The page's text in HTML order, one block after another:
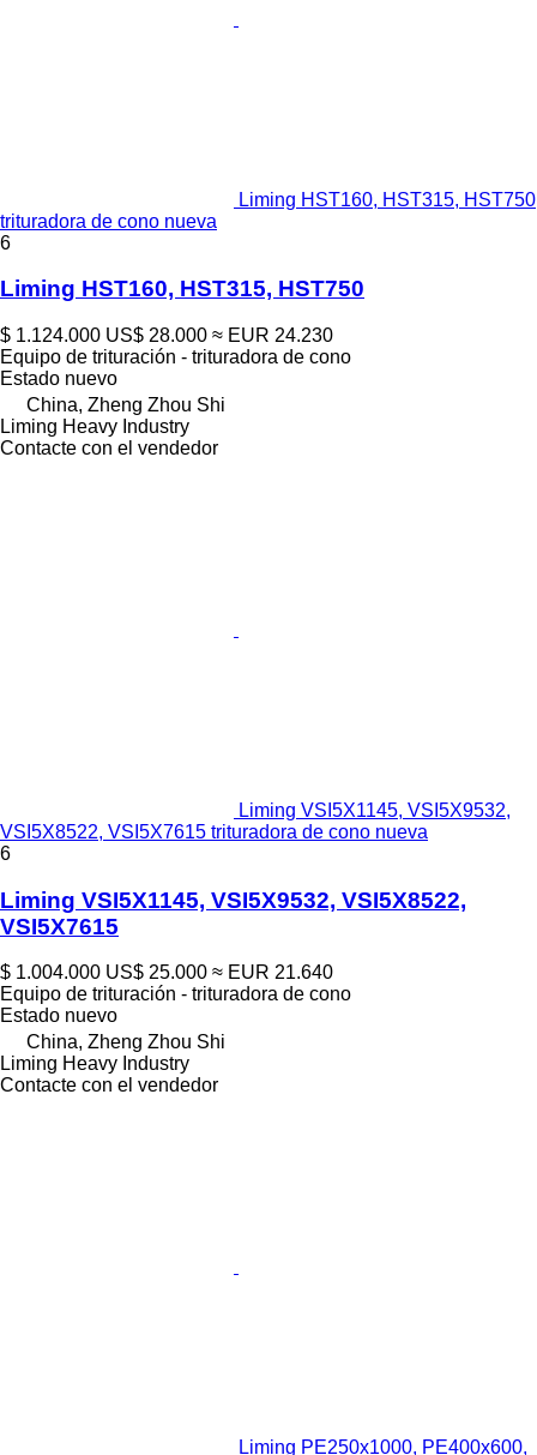
Liming HST160, HST315, HST750
trituradora de cono nueva
6
Liming HST160, HST315, HST750
$ 1.124.000 US$ 28.000 ≈ EUR 24.230
Equipo de trituración - trituradora de cono
Estado nuevo
China, Zheng Zhou Shi
Liming Heavy Industry
Contacte con el vendedor
Liming VSI5X1145, VSI5X9532,
VSI5X8522, VSI5X7615 trituradora de cono nueva
6
Liming VSI5X1145, VSI5X9532, VSI5X8522,
VSI5X7615
$ 1.004.000 US$ 25.000 ≈ EUR 21.640
Equipo de trituración - trituradora de cono
Estado nuevo
China, Zheng Zhou Shi
Liming Heavy Industry
Contacte con el vendedor
Liming PE250x1000, PE400x600,